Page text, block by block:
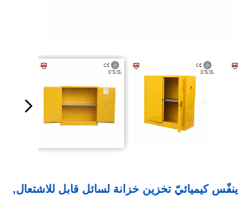
كيميائيّ تخزين خزانة لسائل قابل للاشتعال,